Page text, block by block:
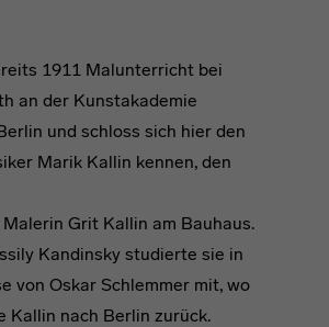
1911 Malunterricht bei
an der Kunstakademie
und schloss sich hier den
Marik Kallin kennen, den
Grit Kallin am Bauhaus.
Kandinsky studierte sie in
von Oskar Schlemmer mit, wo
Kallin nach Berlin zurück.